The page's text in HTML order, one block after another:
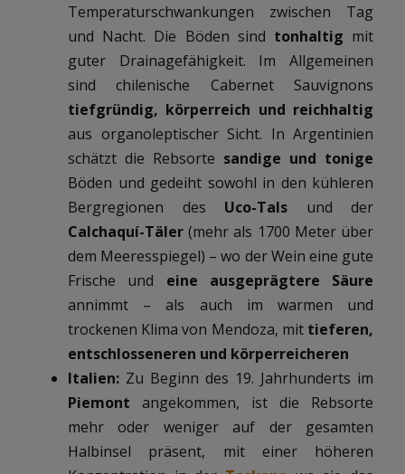
Temperaturschwankungen zwischen Tag
und Nacht. Die Böden sind tonhaltig mit
guter Drainagefähigkeit. Im Allgemeinen
sind chilenische Cabernet Sauvignons
tiefgründig, körperreich und reichhaltig
aus organoleptischer Sicht. In Argentinien
schätzt die Rebsorte sandige und tonige
Böden und gedeiht sowohl in den kühleren
Bergregionen des Uco-Tals und der
Calchaquí-Täler (mehr als 1700 Meter über
dem Meeresspiegel) – wo der Wein eine gute
Frische und eine ausgeprägtere Säure
annimmt – als auch im warmen und
trockenen Klima von Mendoza, mit tieferen,
entschlosseneren und körperreicheren
Italien: Zu Beginn des 19. Jahrhunderts im
Piemont angekommen, ist die Rebsorte
mehr oder weniger auf der gesamten
Halbinsel präsent, mit einer höheren